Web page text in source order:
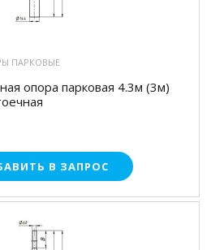
ПАРКОВЫЕ
опора парковая 4.3м (3м)
В ЗАПРОС